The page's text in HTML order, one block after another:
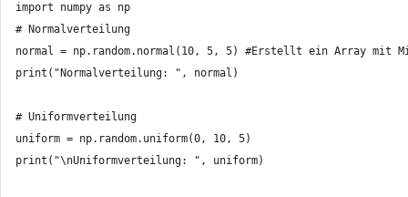
import numpy as np
# Normalverteilung
normal = np.random.normal(10, 5, 5) #Erstellt ein Array mit
print("Normalverteilung: ", normal)
# Uniformverteilung
uniform = np.random.uniform(0, 10, 5)
print("\nUniformverteilung: ", uniform)